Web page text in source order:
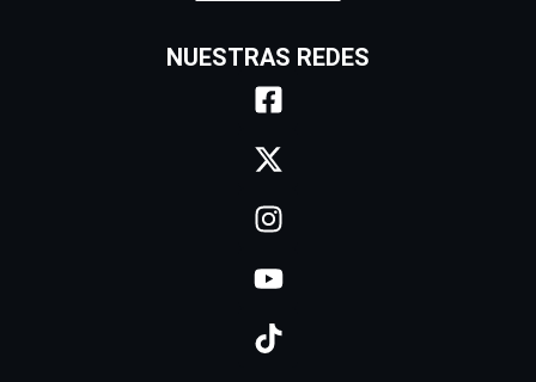
NUESTRAS REDES